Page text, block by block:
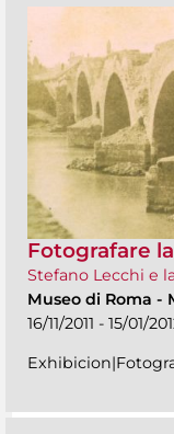
Fotografare
Stefano Lecchi e
Museo di Roma -
16/11/2011 - 15/01/